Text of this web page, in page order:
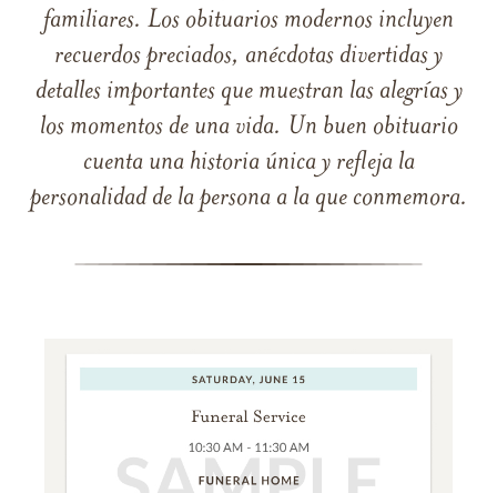
familiares. Los obituarios modernos incluyen
recuerdos preciados, anécdotas divertidas y
detalles importantes que muestran las alegrías y
los momentos de una vida. Un buen obituario
cuenta una historia única y refleja la
personalidad de la persona a la que conmemora.